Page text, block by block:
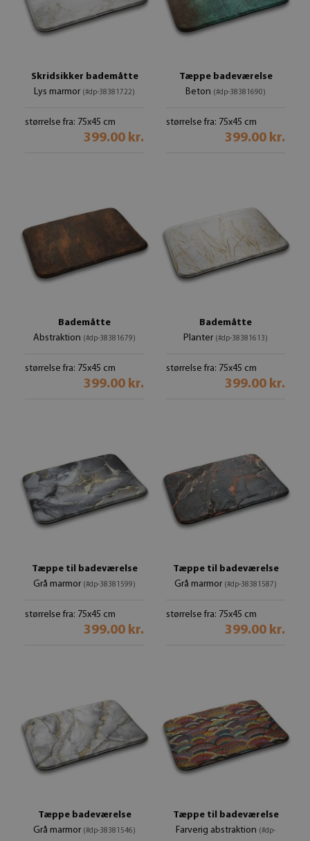
Skridsikker bademåtte
Lys marmor (#dp-38381722)
størrelse fra: 75x45 cm
399.00 kr.
Tæppe badeværelse
Beton (#dp-38381690)
størrelse fra: 75x45 cm
399.00 kr.
Bademåtte
Abstraktion (#dp-38381679)
størrelse fra: 75x45 cm
399.00 kr.
Bademåtte
Planter (#dp-38381613)
størrelse fra: 75x45 cm
399.00 kr.
Tæppe til badeværelse
Grå marmor (#dp-38381599)
størrelse fra: 75x45 cm
399.00 kr.
Tæppe til badeværelse
Grå marmor (#dp-38381587)
størrelse fra: 75x45 cm
399.00 kr.
Tæppe badeværelse
Grå marmor (#dp-38381546)
Tæppe til badeværelse
Farverig abstraktion (#dp-